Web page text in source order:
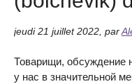
jeudi 21 juillet 2022 par
Товарищи, обсуждение
у нас в значительной